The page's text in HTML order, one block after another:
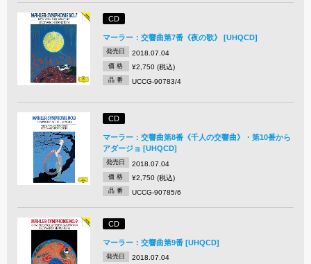
CD
マーラー：交響曲第7番《夜の歌》 [UHQCD]
発売日 2018.07.04
価 格 ¥2,750 (税込)
品 番 UCCG-90783/4
CD
マーラー：交響曲第8番《千人の交響曲》・第10番から
アダージョ [UHQCD]
発売日 2018.07.04
価 格 ¥2,750 (税込)
品 番 UCCG-90785/6
CD
マーラー：交響曲第9番 [UHQCD]
発売日 2018.07.04